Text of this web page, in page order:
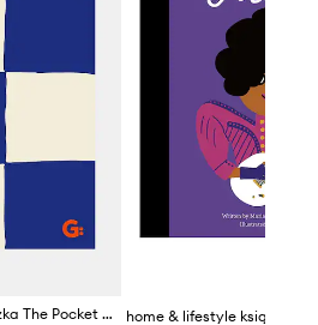
home & lifestyle książka The Pocket For Dad With Love, English